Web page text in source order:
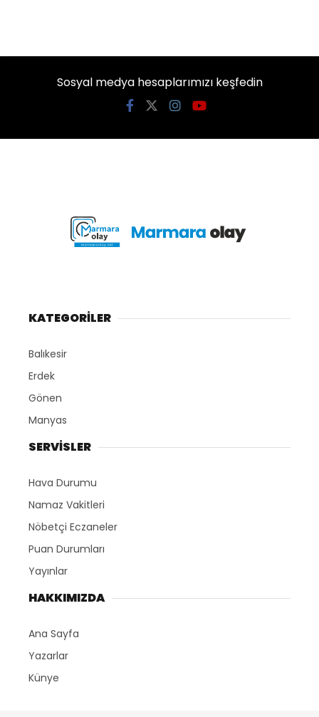
Sosyal medya hesaplarımızı keşfedin
KATEGORİLER
Balıkesir
Erdek
Gönen
Manyas
SERVİSLER
Hava Durumu
Namaz Vakitleri
Nöbetçi Eczaneler
Puan Durumları
Yayınlar
HAKKIMIZDA
Ana Sayfa
Yazarlar
Künye